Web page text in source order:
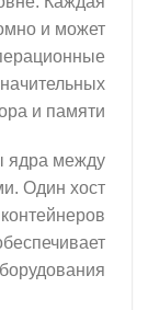
и может
и памяти.
ядра между
Один хост